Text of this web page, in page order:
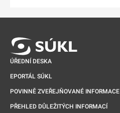
ÚŘEDNÍ DESKA
EPORTÁL SÚKL
POVINNĚ ZVEŘEJŇOVANÉ INFORMACE
PŘEHLED DŮLEŽITÝCH INFORMACÍ